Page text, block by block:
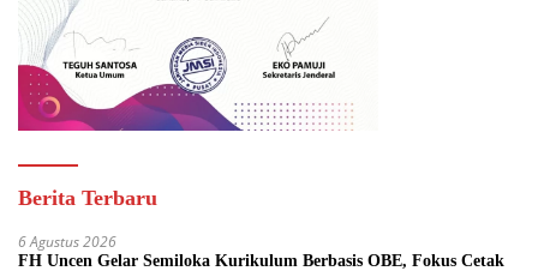
Berita Terbaru
6 Agustus 2026
FH Uncen Gelar Semiloka Kurikulum Berbasis OBE, Fokus Cetak